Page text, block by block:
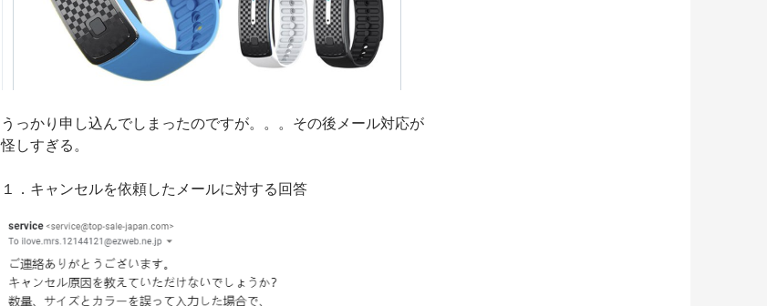
うっかり申し込んでしまったのですが。。。その後メール対応が
怪しすぎる。
１．キャンセルを依頼したメールに対する回答